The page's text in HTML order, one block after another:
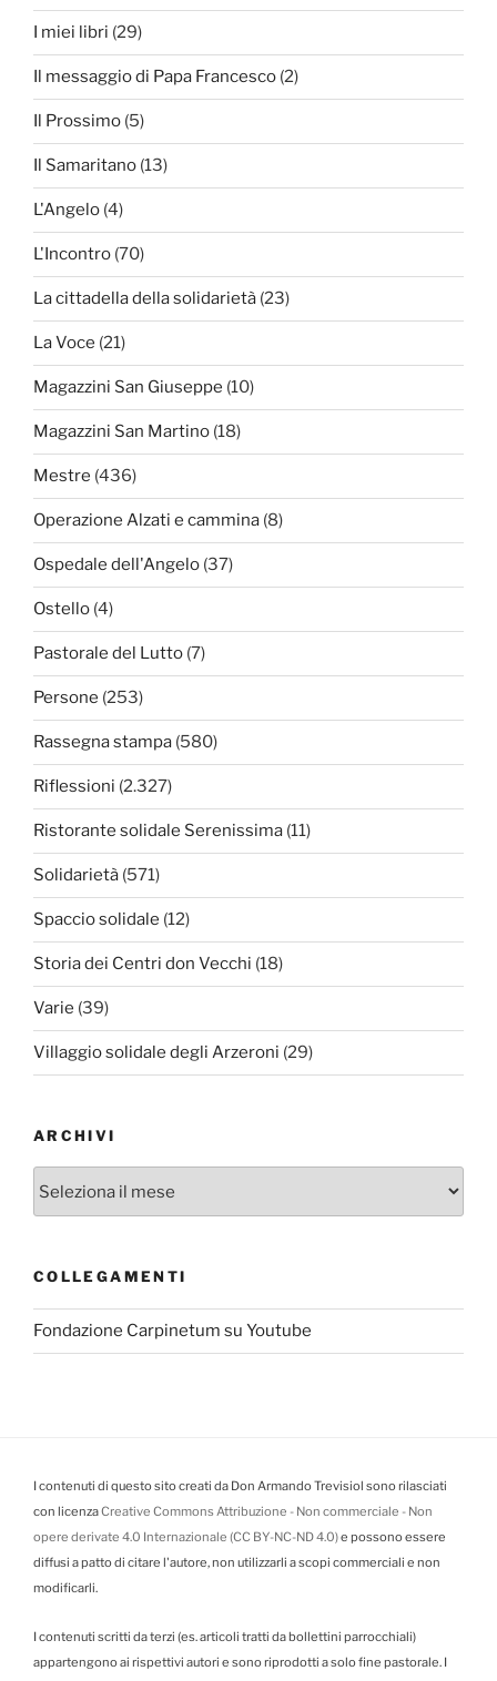
I miei libri (29)
Il messaggio di Papa Francesco (2)
Il Prossimo (5)
Il Samaritano (13)
L'Angelo (4)
L'Incontro (70)
La cittadella della solidarietà (23)
La Voce (21)
Magazzini San Giuseppe (10)
Magazzini San Martino (18)
Mestre (436)
Operazione Alzati e cammina (8)
Ospedale dell'Angelo (37)
Ostello (4)
Pastorale del Lutto (7)
Persone (253)
Rassegna stampa (580)
Riflessioni (2.327)
Ristorante solidale Serenissima (11)
Solidarietà (571)
Spaccio solidale (12)
Storia dei Centri don Vecchi (18)
Varie (39)
Villaggio solidale degli Arzeroni (29)
ARCHIVI
Archivi
COLLEGAMENTI
Fondazione Carpinetum su Youtube
I contenuti di questo sito creati da Don Armando Trevisiol sono rilasciati
con licenzaCreative Commons Attribuzione - Non commerciale - Non
opere derivate 4.0 Internazionale (CC BY-NC-ND 4.0)e possono essere
diffusi a patto di citare l'autore, non utilizzarli a scopi commerciali e non
modificarli.
I contenuti scritti da terzi (es. articoli tratti da bollettini parrocchiali)
appartengono ai rispettivi autori e sono riprodotti a solo fine pastorale. I